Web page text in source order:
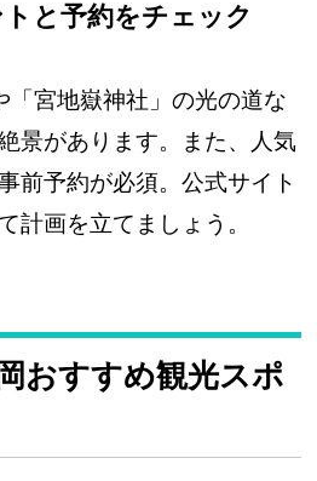
と予約をチェック
「宮地嶽神社」の光の道な
景があります。また、人気
前予約が必須。公式サイト
計画を立てましょう。
おすすめ観光スポ